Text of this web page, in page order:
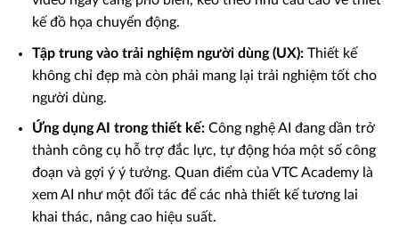
kế đồ họa chuyển động.
Tập trung vào trải nghiệm người dùng (UX):Thiết kế
không chỉ đẹp mà còn phải mang lại trải nghiệm tốt cho
người dùng.
Ứng dụng AI trong thiết kế:Công nghệ AI đang dần trở
thành công cụ hỗ trợ đắc lực, tự động hóa một số công
đoạn và gợi ý ý tưởng. Quan điểm của VTC Academy là
xem AI như một đối tác để các nhà thiết kế tương lai
khai thác, nâng cao hiệu suất.